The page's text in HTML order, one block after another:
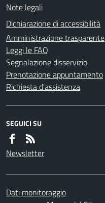
Note legali
Dichiarazione di accessibilità
Amministrazione trasparente
Leggi le FAQ
Segnalazione disservizio
Prenotazione appuntamento
Richiesta d'assistenza
SEGUICI SU
Newsletter
Dati monitoraggio